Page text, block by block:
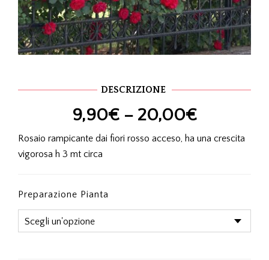
DESCRIZIONE
9,90€ – 20,00€
Rosaio rampicante dai fiori rosso acceso, ha una crescita
vigorosa h 3 mt circa
Preparazione Pianta